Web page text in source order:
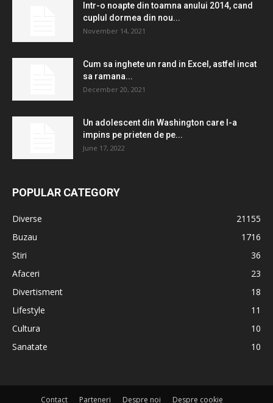
Intr-o noapte din toamna anului 2014, cand
cuplul dormea ​​din nou...
November 14, 2021
Cum sa inghete un rand in Excel, astfel incat
sa ramana...
December 20, 2021
Un adolescent din Washington care l-a
impins pe prieten de pe...
June 17, 2022
POPULAR CATEGORY
Diverse
21155
Buzau
1716
Stiri
36
Afaceri
23
Divertisment
18
Lifestyle
11
Cultura
10
Sanatate
10
Contact Parteneri Despre noi Despre cookie